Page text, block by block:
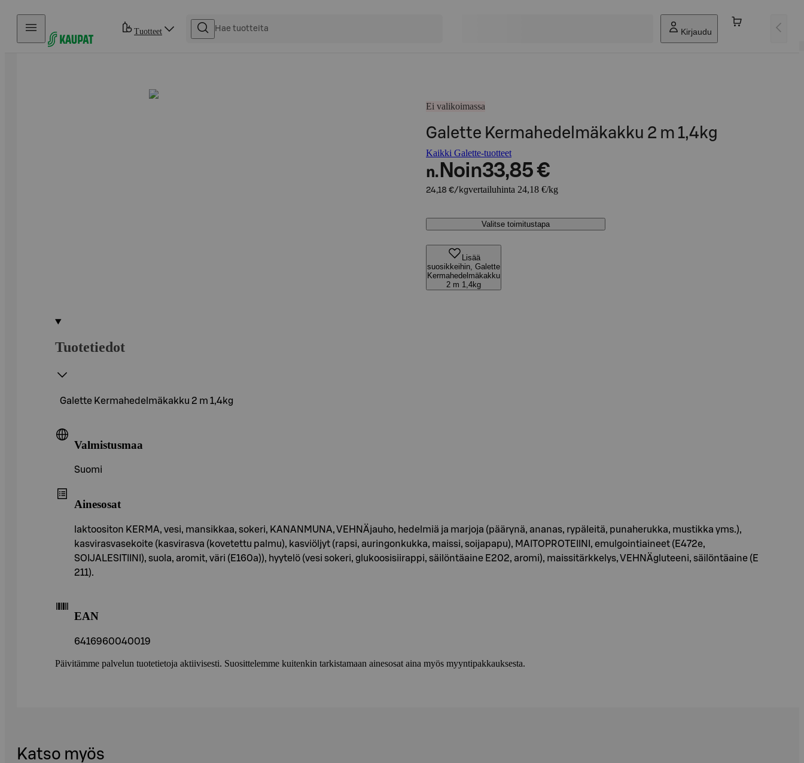
Hyppää sisältöön
Tuotteet Kirjaudu
Ei valikoimassa
Galette Kermahedelmäkakku 2 m 1,4kg
Kaikki Galette-tuotteet
n. Noin33,85 €
24,18 €/kgvertailuhinta 24,18 €/kg
Valitse toimitustapa
Lisää
suosikkeihin, Galette
Kermahedelmäkakku
2 m 1,4kg
Tuotetiedot
Galette Kermahedelmäkakku 2 m 1,4kg
Valmistusmaa
Suomi
Ainesosat
laktoositon KERMA, vesi, mansikkaa, sokeri, KANANMUNA, VEHNÄjauho, hedelmiä ja marjoja (päärynä, ananas, rypäleitä, punaherukka, mustikka yms.),
kasvirasvasekoite (kasvirasva (kovetettu palmu), kasviöljyt (rapsi, auringonkukka, maissi, soijapapu), MAITOPROTEIINI, emulgointiaineet (E472e,
SOIJALESITIINI), suola, aromit, väri (E160a)), hyytelö (vesi sokeri, glukoosisiirappi, säilöntäaine E202, aromi), maissitärkkelys, VEHNÄgluteeni, säilöntäaine (E
211).
EAN
6416960040019
Päivitämme palvelun tuotetietoja aktiivisesti. Suosittelemme kuitenkin tarkistamaan ainesosat aina myös myyntipakkauksesta.
Katso myös